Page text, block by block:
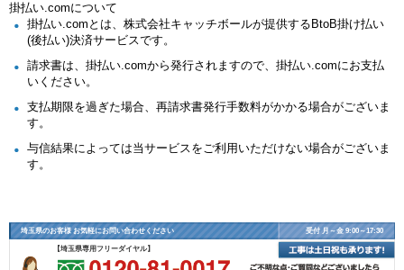
掛払い.comについて
掛払い.comとは、株式会社キャッチボールが提供するBtoB掛け払い
(後払い)決済サービスです。
請求書は、掛払い.comから発行されますので、掛払い.comにお支払
いください。
支払期限を過ぎた場合、再請求書発行手数料がかかる場合がございま
す。
与信結果によっては当サービスをご利用いただけない場合がございま
す。
埼玉県のお客様 お気軽にお問い合わせください 受付 月～金 9:00～17:30
【埼玉県専用フリーダイヤル】